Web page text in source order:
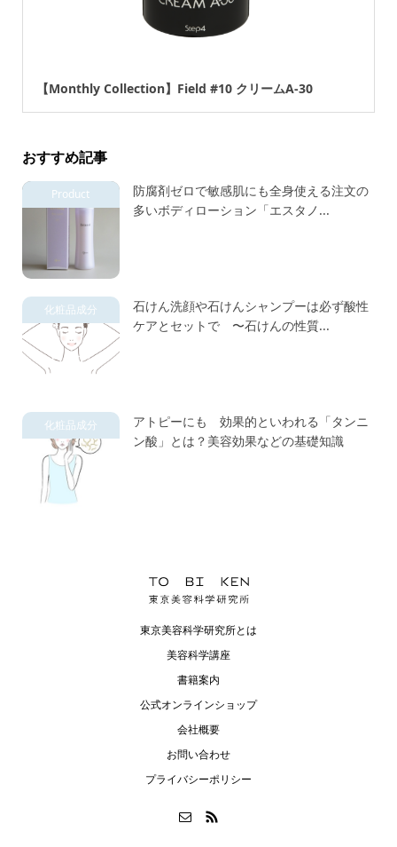
【Monthly Collection】Field #10 クリームA-30
おすすめ記事
Product
防腐剤ゼロで敏感肌にも全身使える注文の
多いボディローション「エスタノ...
化粧品成分
石けん洗顔や石けんシャンプーは必ず酸性
ケアとセットで 〜石けんの性質...
化粧品成分
アトピーにも 効果的といわれる「タンニ
ン酸」とは？美容効果などの基礎知識
東京美容科学研究所とは
美容科学講座
書籍案内
公式オンラインショップ
会社概要
お問い合わせ
プライバシーポリシー